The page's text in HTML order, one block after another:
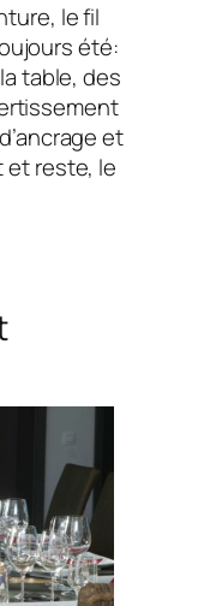
le fil
été:
la table, des
et
et reste, le